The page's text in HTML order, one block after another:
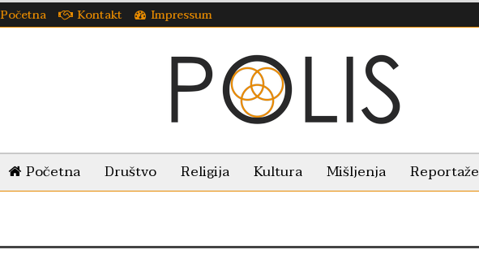
Početna Kontakt Impressum
Početna Društvo Religija Kultura Mišljenja Reportaže